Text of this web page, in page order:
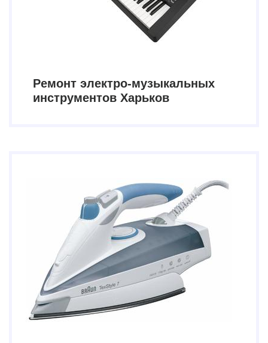
Ремонт электро-музыкальных
инструментов Харьков